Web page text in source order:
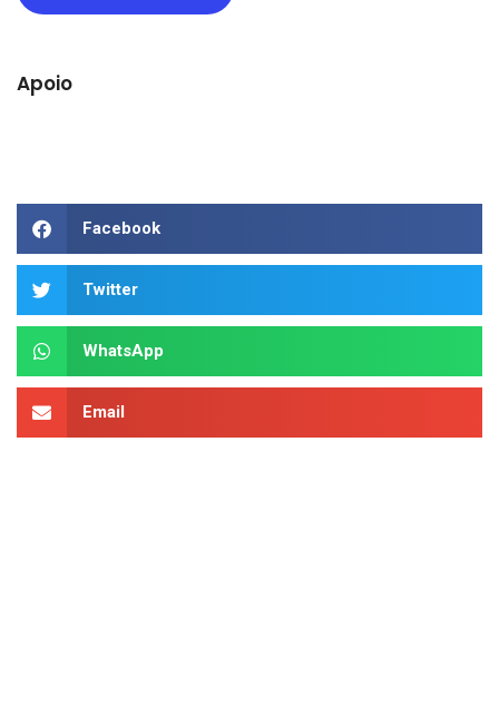
Apoio
Facebook
Twitter
WhatsApp
Email